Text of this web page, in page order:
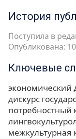
История
Поступила в
Опубликована:
Ключевые
экономический
дискурс
потребностный
межкультурная